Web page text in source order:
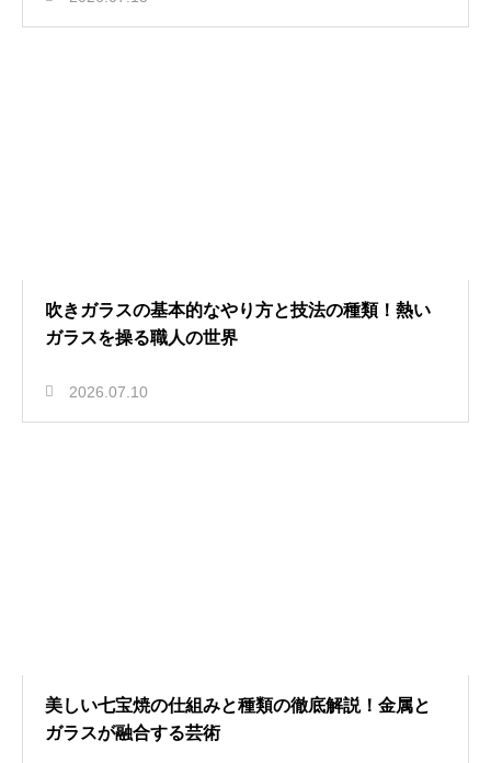
吹きガラスの基本的なやり方と技法の種類！熱い
ガラスを操る職人の世界
2026.07.10
美しい七宝焼の仕組みと種類の徹底解説！金属と
ガラスが融合する芸術